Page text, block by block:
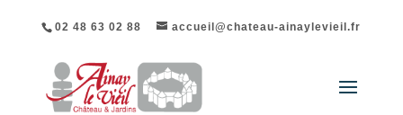
02 48 63 02 88 accueil@chateau-ainaylevieil.fr